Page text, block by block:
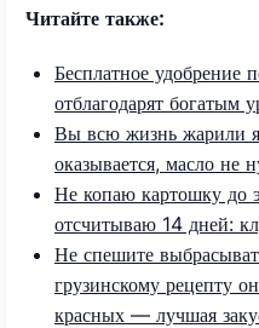
Читайте также:
Бесплатное удобрение
отблагодарят богатым
Вы всю жизнь жарили
оказывается, масло не
Не копаю картошку до
отсчитываю 14 дней:
Не спешите
грузинскому рецепту
красных — лучшая